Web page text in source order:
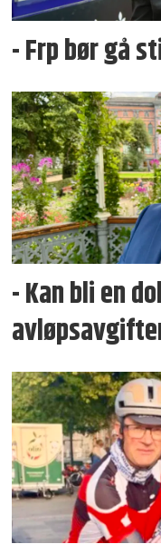
- Frp bør gå
- Kan bli en